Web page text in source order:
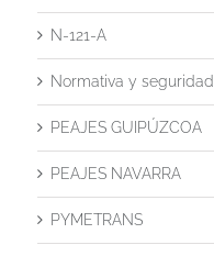
N-121-A
Normativa y seguridad
PEAJES GUIPÚZCOA
PEAJES NAVARRA
PYMETRANS